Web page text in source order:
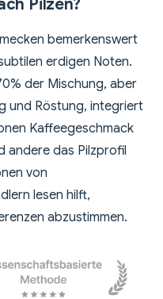
Pilzen?
bemerkenswert
erdigen Noten.
der Mischung, aber
und Röstung, integriert
Kaffeegeschmack
andere das Pilzprofil
von
lesen hilft,
abzustimmen.